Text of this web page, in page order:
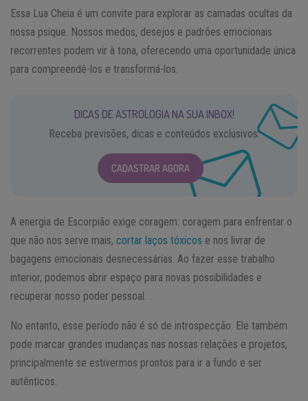
Essa Lua Cheia é um convite para explorar as camadas ocultas da
nossa psique. Nossos medos, desejos e padrões emocionais
recorrentes podem vir à tona, oferecendo uma oportunidade única
para compreendê-los e transformá-los.
DICAS DE ASTROLOGIA NA SUA INBOX!
Receba previsões, dicas e conteúdos exclusivos.
CADASTRAR AGORA
A energia de Escorpião exige coragem: coragem para enfrentar o
que não nos serve mais, cortar laços tóxicos e nos livrar de
bagagens emocionais desnecessárias. Ao fazer esse trabalho
interior, podemos abrir espaço para novas possibilidades e
recuperar nosso poder pessoal.
No entanto, esse período não é só de introspecção. Ele também
pode marcar grandes mudanças nas nossas relações e projetos,
principalmente se estivermos prontos para ir a fundo e ser
autênticos.